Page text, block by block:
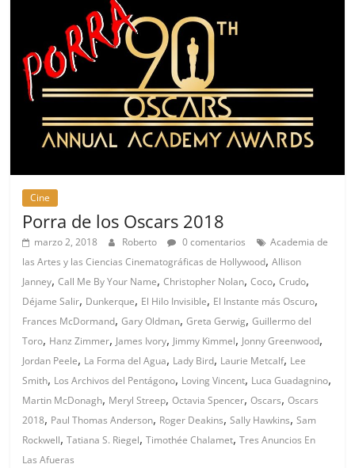
Cine
Porra de los Oscars 2018
marzo 2, 2018 Roberto 0 comentarios
Academia de
las Artes y las Ciencias Cinematográficas de Hollywood,Allison
Janney,Call Me By Your Name,Christopher Nolan,Coco,Crudo,
Déjame Salir, Dunkerque, El Hilo Invisible, El Instante más Oscuro,
Frances McDormand,Gary Oldman,Greta Gerwig,Guillermo del
Toro, Hanz Zimmer, James Ivory, Jimmy Kimmel, Jonny Greenwood,
Jordan Peele, La Forma del Agua, Lady Bird, Laurie Metcalf, Lee
Smith, Los Archivos del Pentágono, Loving Vincent, Luca Guadagnino,
Martin McDonagh, Meryl Streep,Octavia Spencer,Oscars,Oscars
2018, Paul Thomas Anderson, Roger Deakins,Sally Hawkins,Sam
Rockwell,Tatiana S. Riegel,Timothée Chalamet,Tres Anuncios En
Las Afueras